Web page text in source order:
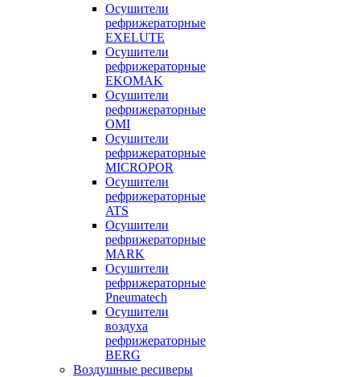
Осушители
рефрижераторные
EXELUTE
Осушители
рефрижераторные
EKOMAK
Осушители
рефрижераторные
OMI
Осушители
рефрижераторные
MICROPOR
Осушители
рефрижераторные
ATS
Осушители
рефрижераторные
MARK
Осушители
рефрижераторные
Pneumatech
Осушители
воздуха
рефрижераторные
BERG
Воздушные ресиверы